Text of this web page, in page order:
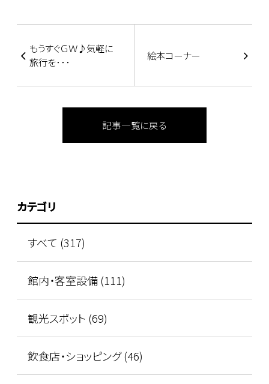
もうすぐＧＷ♪気軽に
旅行を･･･
絵本コーナー
記事一覧に戻る
カテゴリ
すべて (317)
館内・客室設備 (111)
観光スポット (69)
飲食店・ショッピング (46)